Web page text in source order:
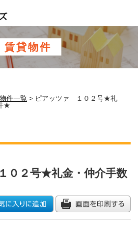
賃貸物件
件一覧 > ピアッツァ １０２号★礼
★
０２号★礼金・仲介手数